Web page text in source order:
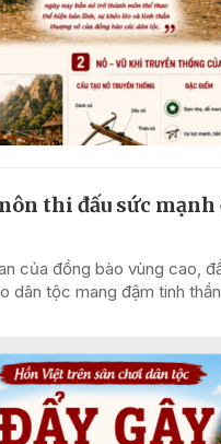
thi đấu sức mạnh
của đồng bào vùng cao,
dân tộc mang đậm tinh